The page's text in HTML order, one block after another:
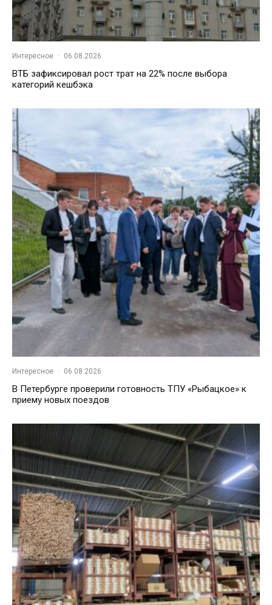
Интересное · 06.08.2026
ВТБ зафиксировал рост трат на 22% после выбора
категорий кешбэка
Интересное · 06.08.2026
В Петербурге проверили готовность ТПУ «Рыбацкое» к
приему новых поездов